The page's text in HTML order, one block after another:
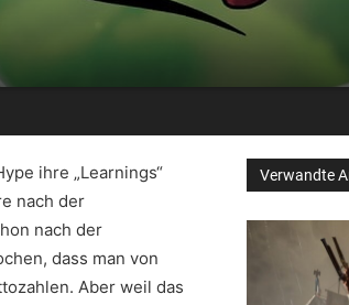
ihre „Learnings“
nach der
nach der
dass man von
Aber weil das
Verwandte